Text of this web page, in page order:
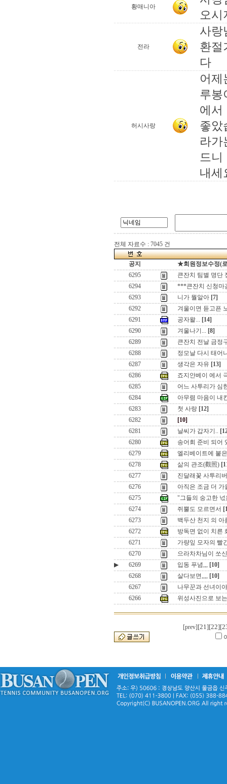
황매니아
오시
전라
사랑
환절
다
허시사랑
어
루봉
에
좋았
라
드
내세
전체 자료수 : 7045 건
공지
★회원정보수정(
6295
큰잔치 팀별 명단
6294
***큰잔치 신청마
6293
니가 뭘알아 [7]
6292
겨울이면 듣고픈
6291
공자왈... [14]
6290
겨울나기... [8]
6289
큰잔치 전날 금정
6288
정모날 다시 태어
6287
생각은 자유 [13]
6286
죠지안베이 에서
6285
어느 사투리가 심
6284
아무렴 마음이 내
6283
첫 사랑 [12]
6282
[10]
6281
날씨가 갑자기..
6280
송어회 준비 되어
6279
엘리베이트에 붙
6278
삶의 관조(觀照)
6277
진달래꽃 사투리
6276
아직은 조금 더 가
6275
"그들의 숭고한
6274
쥐뿔도 모르면서
6273
백두산 천지 의 아
6272
방독면 없이 치른
6271
가량잎 모자의 빨
6270
으라차차님이 쏘
▶
6269 입동 푸념,,, [10]
6268
살다보면,,,, [10]
6267
나무꾼과 선녀이
6266
위성사진으로 보
[prev] [21][22]